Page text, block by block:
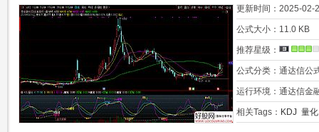
分析 源码
更新时间： 2025-02-
公式大小： 11.0 KB
推荐星级：
公式分类： 通达信公
运行环境： 通达信金
相关Tags： KDJ 量化